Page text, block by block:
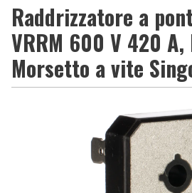
Raddrizzatore a
VRRM 600 V 420 A,
Morsetto a vite